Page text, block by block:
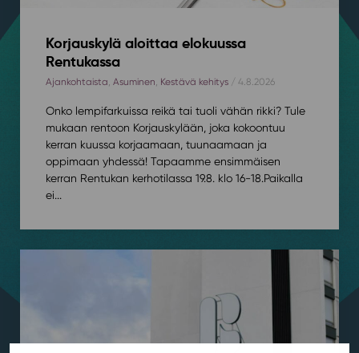
Korjauskylä aloittaa elokuussa
Rentukassa
Ajankohtaista, Asuminen, Kestävä kehitys/ 4.8.2026
Onko lempifarkuissa reikä tai tuoli vähän rikki? Tule
mukaan rentoon Korjauskylään, joka kokoontuu
kerran kuussa korjaamaan, tuunaamaan ja
oppimaan yhdessä! Tapaamme ensimmäisen
kerran Rentukan kerhotilassa 19.8. klo 16-18.⁠⁠Paikalla
ei...